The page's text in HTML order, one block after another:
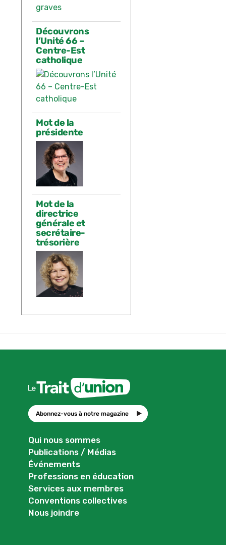
Découvrons
l’Unité 66 –
Centre-Est
catholique
Mot de la
présidente
Mot de la
directrice
générale et
secrétaire-
trésorière
Abonnez-vous à notre magazine
Qui nous sommes
Publications / Médias
Événements
Professions en éducation
Services aux membres
Conventions collectives
Nous joindre